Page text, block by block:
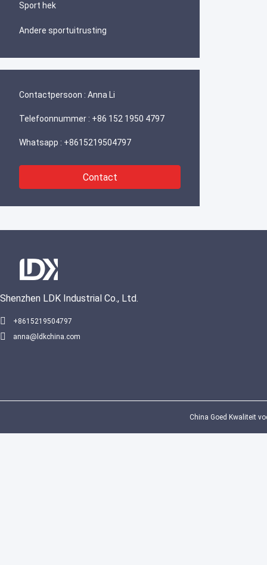
Sport hek
Andere sportuitrusting
Contactpersoon : Anna Li
Telefoonnummer : +86 152 1950 4797
Whatsapp : +8615219504797
Contact
Shenzhen LDK Industrial Co., Ltd.
+8615219504797
anna@ldkchina.com
China Goed Kwaliteit